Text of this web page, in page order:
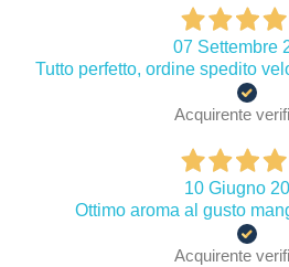
07 Settembre
Tutto perfetto, ordine spedito
Acquirente
10 Giugno
Ottimo aroma al gusto
Acquirente